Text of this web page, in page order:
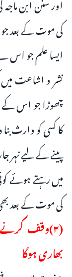
کی موت کے بعد جو
ایسا علم جو اس
نشر و اشاعت میں
چھوڑا جو اس کے
کا کسی کو وارث بنا
پینے کے لیے نہر
میں رہتے ہوئے
کی موت کے بعد
(۲)وقف
بھاری ہوگا